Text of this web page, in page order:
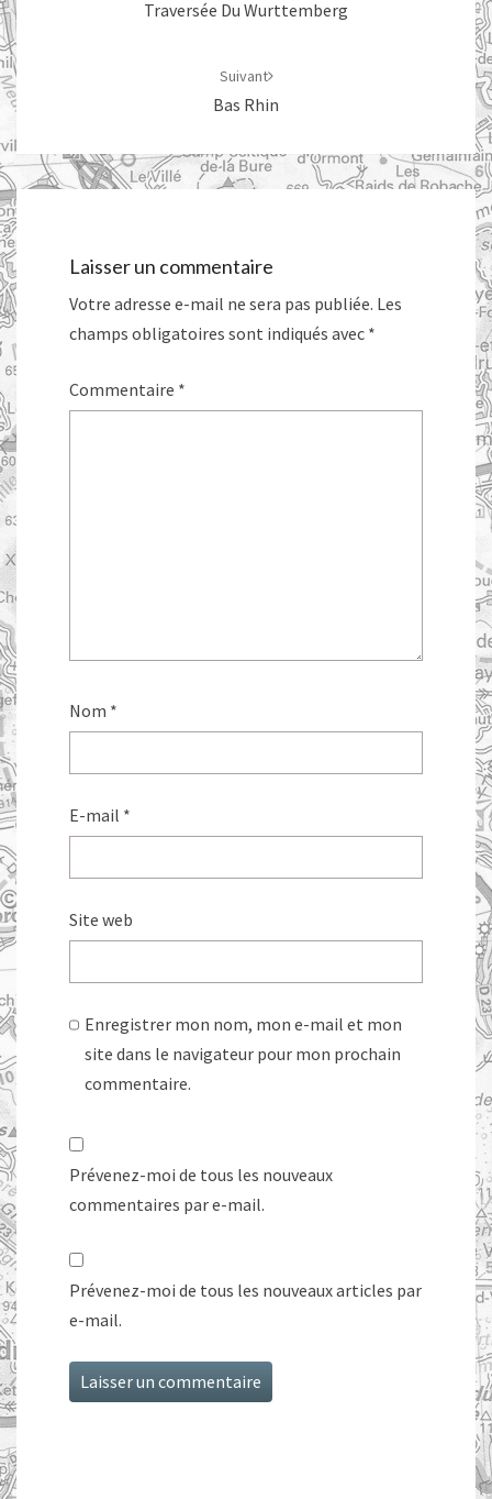
Traversée Du Wurttemberg
Suivant
Bas Rhin
Laisser un commentaire
Votre adresse e-mail ne sera pas publiée. Les
champs obligatoires sont indiqués avec *
Commentaire *
Nom *
E-mail *
Site web
Enregistrer mon nom, mon e-mail et mon
site dans le navigateur pour mon prochain
commentaire.
Prévenez-moi de tous les nouveaux
commentaires par e-mail.
Prévenez-moi de tous les nouveaux articles par
e-mail.